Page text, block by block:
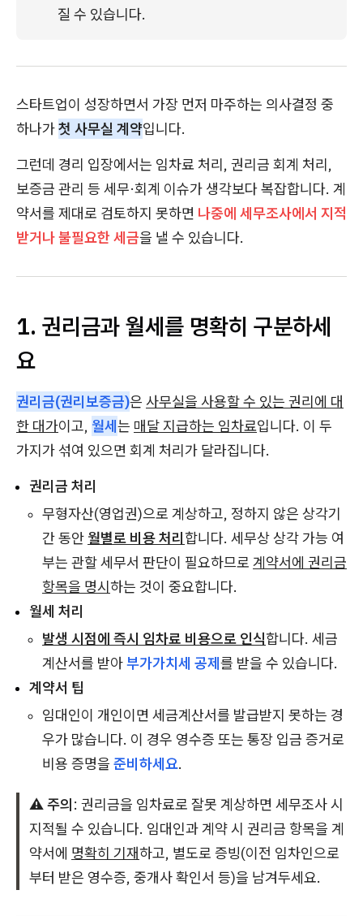
질 수 있습니다.
스타트업이 성장하면서 가장 먼저 마주하는 의사결정 중
하나가첫 사무실 계약입니다.
그런데 경리 입장에서는 임차료 처리, 권리금 회계 처리,
보증금 관리 등 세무·회계 이슈가 생각보다 복잡합니다. 계
약서를 제대로 검토하지 못하면 나중에 세무조사에서 지적
받거나 불필요한 세금을 낼 수 있습니다.
1. 권리금과 월세를 명확히 구분하세
요
권리금(권리보증금)은 사무실을 사용할 수 있는 권리에 대
한 대가이고, 월세는 매달 지급하는 임차료입니다. 이 두
가지가 섞여 있으면 회계 처리가 달라집니다.
권리금 처리
무형자산(영업권)으로 계상하고, 정하지 않은 상각기
간 동안 월별로 비용 처리합니다. 세무상 상각 가능 여
부는 관할 세무서 판단이 필요하므로 계약서에 권리금
항목을 명시하는 것이 중요합니다.
월세 처리
발생 시점에 즉시 임차료 비용으로 인식합니다. 세금
계산서를 받아부가가치세 공제를 받을 수 있습니다.
계약서 팁
임대인이 개인이면 세금계산서를 발급받지 못하는 경
우가 많습니다. 이 경우 영수증 또는 통장 입금 증거로
비용 증명을 준비하세요.
⚠️ 주의: 권리금을 임차료로 잘못 계상하면 세무조사 시
지적될 수 있습니다. 임대인과 계약 시 권리금 항목을 계
약서에 명확히 기재하고, 별도로 증빙(이전 임차인으로
부터 받은 영수증, 중개사 확인서 등)을 남겨두세요.